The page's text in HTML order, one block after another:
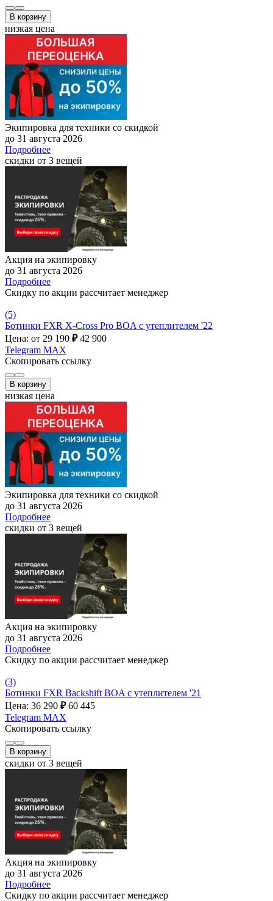
В корзину
низкая цена
Экипировка для техники со скидкой
до 31 августа 2026
Подробнее
скидки от 3 вещей
Акция на экипировку
до 31 августа 2026
Подробнее
Скидку по акции рассчитает менеджер
(5)
Ботинки FXR X-Cross Pro BOA с утеплителем '22
Цена: от 29 190 ₽ 42 900
Telegram MAX
Скопировать ссылку
В корзину
низкая цена
Экипировка для техники со скидкой
до 31 августа 2026
Подробнее
скидки от 3 вещей
Акция на экипировку
до 31 августа 2026
Подробнее
Скидку по акции рассчитает менеджер
(3)
Ботинки FXR Backshift BOA c утеплителем '21
Цена: 36 290 ₽ 60 445
Telegram MAX
Скопировать ссылку
В корзину
скидки от 3 вещей
Акция на экипировку
до 31 августа 2026
Подробнее
Скидку по акции рассчитает менеджер